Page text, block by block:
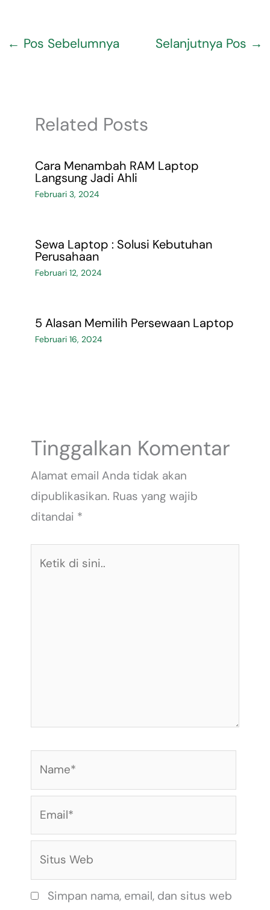
← Pos Sebelumnya Selanjutnya Pos →
Related Posts
Cara Menambah RAM Laptop
Langsung Jadi Ahli
Februari 3, 2024
Sewa Laptop : Solusi Kebutuhan
Perusahaan
Februari 12, 2024
5 Alasan Memilih Persewaan Laptop
Februari 16, 2024
Tinggalkan Komentar
Alamat email Anda tidak akan
dipublikasikan. Ruas yang wajib
ditandai *
Simpan nama, email, dan situs web